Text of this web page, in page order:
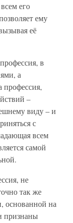
его
ему
её
в
а
профессия,
–
виду – и
с
всем
самой
не
так же
основанной на
признаны